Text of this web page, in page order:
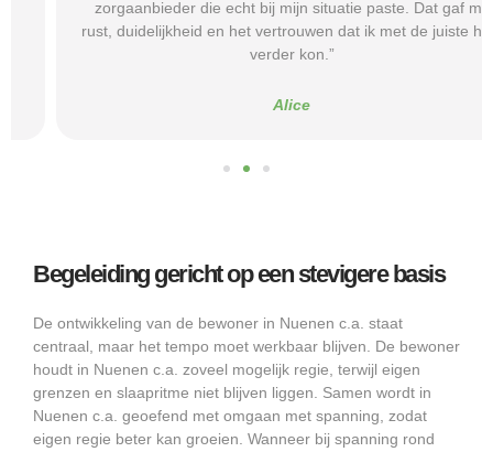
zorgaanbieder die echt bij mijn situatie paste. Dat gaf mij
rust, duidelijkheid en het vertrouwen dat ik met de juiste hulp
verder kon.”
Begeleiding gericht op een stevigere basis
De ontwikkeling van de bewoner in Nuenen c.a. staat
centraal, maar het tempo moet werkbaar blijven. De bewoner
houdt in Nuenen c.a. zoveel mogelijk regie, terwijl eigen
grenzen en slaapritme niet blijven liggen. Samen wordt in
Nuenen c.a. geoefend met omgaan met spanning, zodat
eigen regie beter kan groeien. Wanneer bij spanning rond